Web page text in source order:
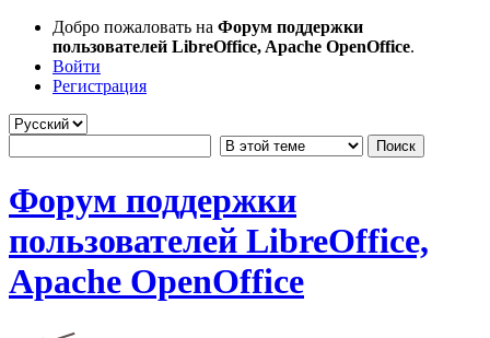
Добро пожаловать на Форум поддержки
пользователей LibreOffice, Apache OpenOffice.
Войти
Регистрация
Форум поддержки
пользователей LibreOffice,
Apache OpenOffice